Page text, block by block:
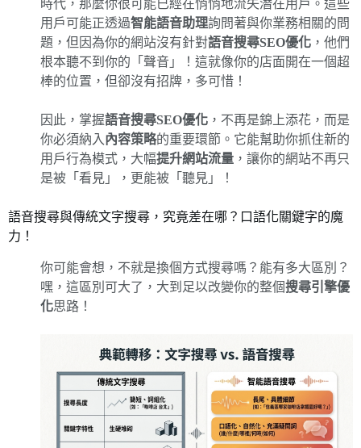
時代，那麼你很可能已經在悄悄地流失潛在用戶。這些
用戶可能正透過智能語音助理詢問著與你業務相關的問
題，但因為你的網站沒有針對語音搜尋SEO優化 ，他們
根本聽不到你的「聲音」！這就像你的店面開在一個超
棒的位置，但卻沒有招牌，多可惜！
因此，掌握語音搜尋SEO優化 ，不再是錦上添花，而是
你必須納入 內容策略的重要環節。它能幫助你抓住新的
用戶行為模式，大幅提升網站流量 ，讓你的網站不再只
是被「看見」，更能被「聽見」！
語音搜尋與傳統文字搜尋，究竟差在哪？口語化關鍵字的魔
力！
你可能會想，不就是換個方式搜尋嗎？能有多大區別？
嘿，這區別可大了，大到足以改變你的整個搜尋引擎優
化思路！